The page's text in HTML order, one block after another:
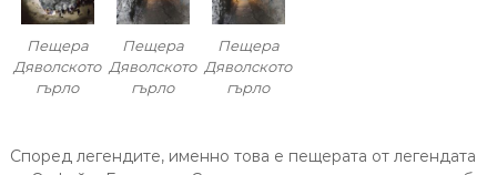
Пещера
Дяволското
гърло
Пещера
Дяволското
гърло
Пещера
Дяволското
гърло
Според легендите, именно това е пещерата от легендата